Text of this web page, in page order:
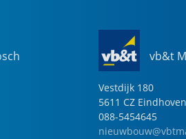
vb&t
Vestdijk 180
5611 CZ Eindhoven
088-5454645